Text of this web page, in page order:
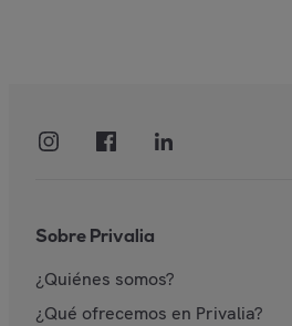
Sobre Privalia
¿Quiénes somos?
¿Qué ofrecemos en Privalia?